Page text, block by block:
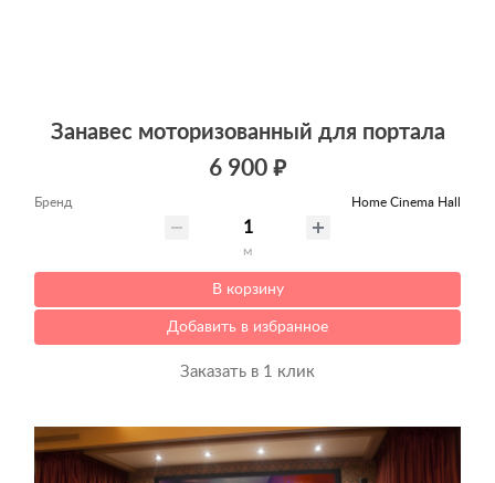
Занавес моторизованный для портала
6 900 ₽
Бренд Home Cinema Hall
м
В корзину
Добавить в избранное
Заказать в 1 клик